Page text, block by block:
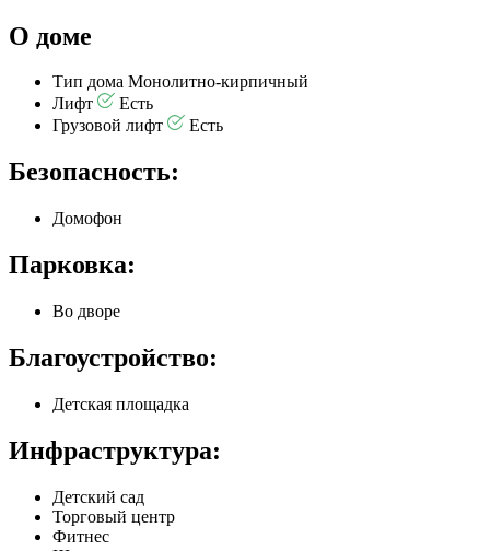
О доме
Тип дома Монолитно-кирпичный
Лифт
Есть
Грузовой лифт
Есть
Безопасность:
Домофон
Парковка:
Во дворе
Благоустройство:
Детская площадка
Инфраструктура:
Детский сад
Торговый центр
Фитнес